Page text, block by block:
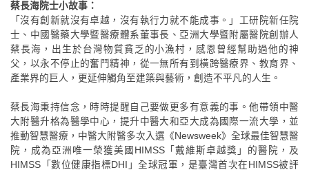
蔡長海院士小故事：
「沒有創新就沒有卓越，沒有執行力就不能成事。」工研院新任院
士、中國醫藥大學暨醫療體系董事長、亞洲大學暨附屬醫院創辦人
蔡長海，出生於台灣物質貧乏的小漁村，感恩曾經幫助過他的神
父，以永不停止的奮鬥精神，從一無所有到橫跨醫療界、教育界、
產業界的巨人，更延伸觸角至建築與藝術，創造不平凡的人生。
蔡長海秉持信念，時時提醒自己要做更多有意義的事。他帶領中醫
大附醫升格為醫學中心，提升中醫大和亞大成為國際一流大學，並
推動智慧醫療，中醫大附醫多次入選《Newsweek》全球最佳智慧醫
院，成為亞洲唯一榮獲美國HIMSS「戴維斯卓越獎」的醫院，及
HIMSS「數位健康指標DHI」全球冠軍，是臺灣首次在HIMSS被評